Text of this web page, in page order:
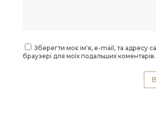
Зберегти моє ім'я, e-mail, та адресу
браузері для моїх подальших коментарів.